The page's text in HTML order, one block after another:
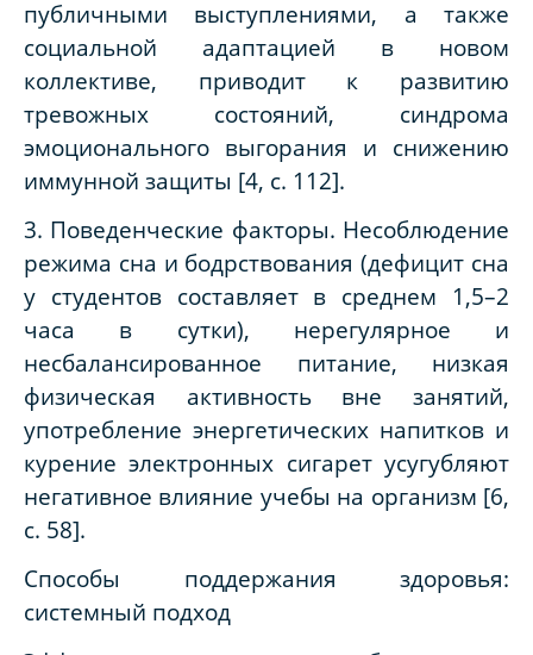
публичными выступлениями, а также
социальной адаптацией в новом
коллективе, приводит к развитию
тревожных состояний, синдрома
эмоционального выгорания и снижению
иммунной защиты [4, с. 112].
3. Поведенческие факторы. Несоблюдение
режима сна и бодрствования (дефицит сна
у студентов составляет в среднем 1,5–2
часа в сутки), нерегулярное и
несбалансированное питание, низкая
физическая активность вне занятий,
употребление энергетических напитков и
курение электронных сигарет усугубляют
негативное влияние учебы на организм [6,
с. 58].
Способы поддержания здоровья:
системный подход